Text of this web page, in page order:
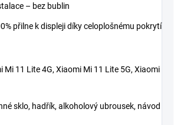
– bez bublin
přilne k displeji díky celoplošnému pokrytí
Mi 11 Lite 4G, Xiaomi Mi 11 Lite 5G, Xiaomi
sklo, hadřík, alkoholový ubrousek, návod